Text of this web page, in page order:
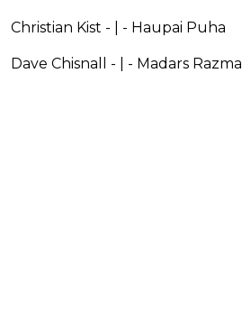
Christian Kist - | - Haupai Puha
Dave Chisnall - | - Madars Razma